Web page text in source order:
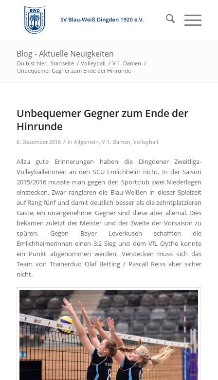
Blog - Aktuelle Neuigkeiten
Du bist hier: Startseite / Volleyball / V 1. Damen /
Unbequemer Gegner zum Ende der Hinrunde
Unbequemer Gegner zum Ende der
Hinrunde
6. Dezember 2016 / in Allgemein, V 1. Damen, Volleyball
Allzu gute Erinnerungen haben die Dingdener Zweitliga-
Volleyballerinnen an den SCU Emlichheim nicht. In der Saison
2015/2016 musste man gegen den Sportclub zwei Niederlagen
einstecken. Zwar rangieren die Blau-Weißen in dieser Spielzeit
auf Rang fünf und damit deutlich besser als die zehntplatzieren
Gäste, ein unangenehmer Gegner sind diese aber allemal. Dies
bekamen zuletzt der Meister und der Zweite der Vorsaison zu
spüren. Gegen Bayer Leverkusen schafften die
Emlichheimerinnen einen 3:2 Sieg und dem VfL Oythe konnte
ein Punkt abgenommen werden. Verstecken muss sich das
Team von Trainerduo Olaf Betting / Pascall Reiss aber sicher
nicht.